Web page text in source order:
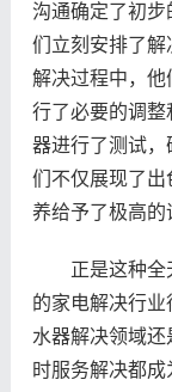
沟通确定了初
们立刻安排了解
解决过程中，他
行了必要的调整
器进行了测试
们不仅展现了
养给予了极高的
正是这种全天
的家电解决行
水器解决领域
时服务解决都